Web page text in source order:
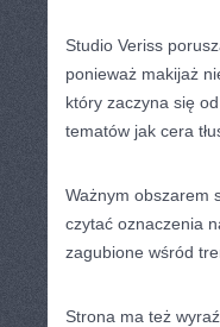
Studio Veriss
ponieważ makijaż
który zaczyna się
tematów jak cera
Ważnym obszarem
czytać oznaczenia
zagubione wśród
Strona ma też